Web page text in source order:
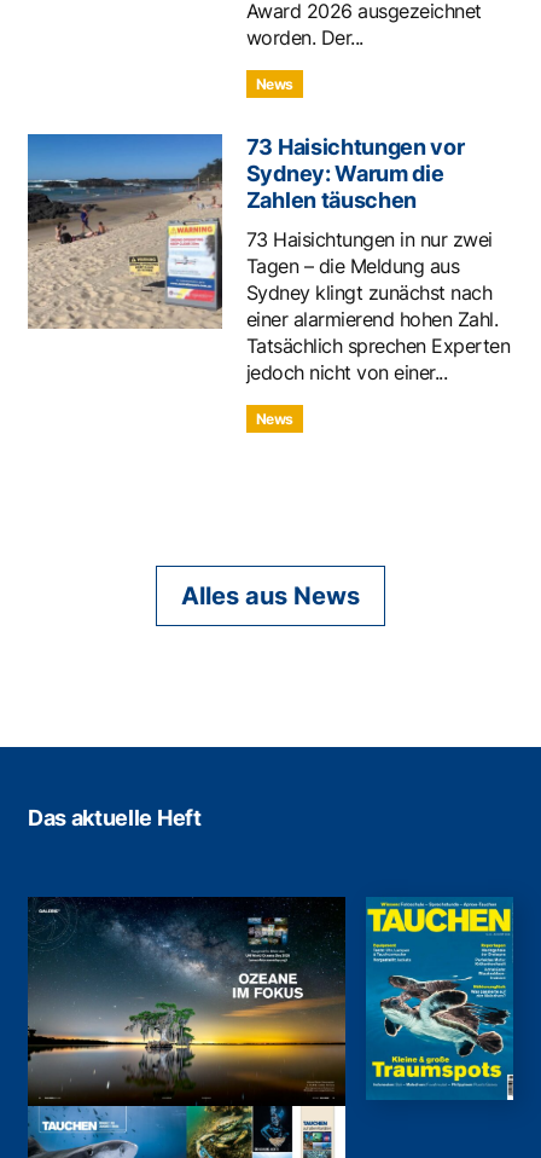
Award 2026 ausgezeichnet
worden. Der...
News
73 Haisichtungen vor
Sydney: Warum die
Zahlen täuschen
73 Haisichtungen in nur zwei
Tagen – die Meldung aus
Sydney klingt zunächst nach
einer alarmierend hohen Zahl.
Tatsächlich sprechen Experten
jedoch nicht von einer...
News
Alles aus News
Das aktuelle Heft